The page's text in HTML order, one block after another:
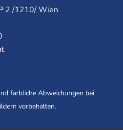
2 /1210/ Wien
farbliche Abweichungen bei
vorbehalten.